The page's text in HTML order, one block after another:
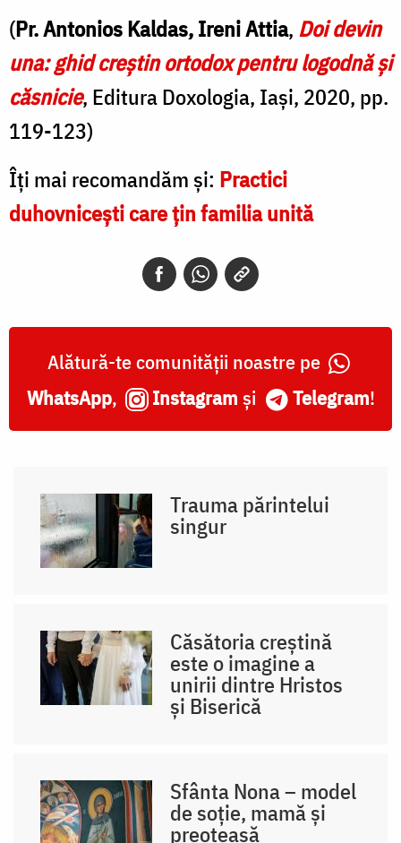
(Pr. Antonios Kaldas, Ireni Attia, Doi devin
una: ghid creștin ortodox pentru logodnă și
căsnicie, Editura Doxologia, Iași, 2020, pp.
119-123)
Îți mai recomandăm și: Practici
duhovnicești care țin familia unită
Alătură-te comunității noastre pe
WhatsApp, Instagram și Telegram!
Trauma părintelui
singur
Căsătoria creștină
este o imagine a
unirii dintre Hristos
și Biserică
Sfânta Nona – model
de soție, mamă și
preoteasă